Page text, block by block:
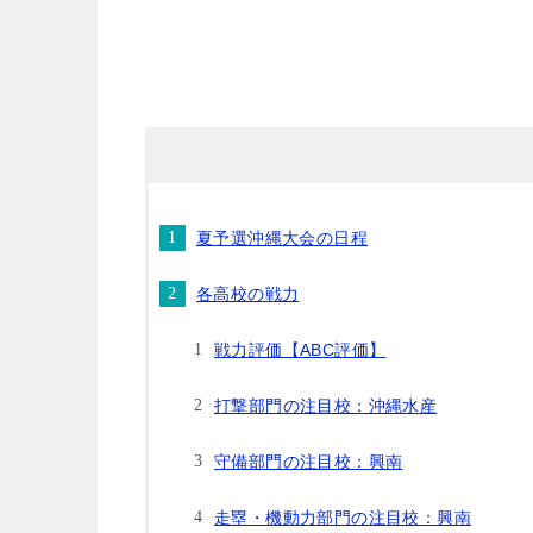
夏予選沖縄大会の日程
各高校の戦力
戦力評価【ABC評価】
打撃部門の注目校：沖縄水産
守備部門の注目校：興南
走塁・機動力部門の注目校：興南